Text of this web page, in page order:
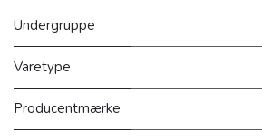
Undergruppe
Varetype
Producentmærke